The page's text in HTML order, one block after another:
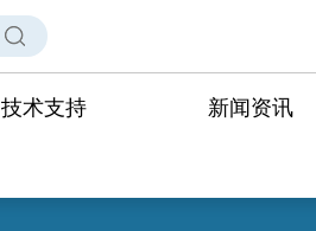
技术支持 新闻资讯